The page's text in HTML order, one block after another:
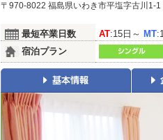
〒970-8022 福島県いわき市平塩字古川1-1
最短卒業日数 AT:15日～ MT
宿泊プラン